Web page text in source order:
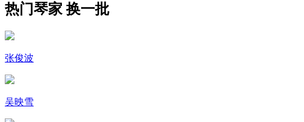
热门琴家换一批
张俊波
吴映雪